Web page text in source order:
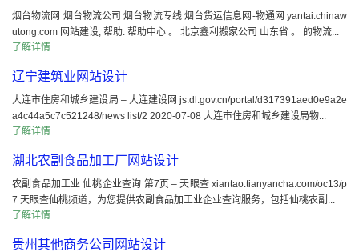
烟台物流网 烟台物流公司 烟台物流专线 烟台货运信息网-物通网 yantai.chinaw
utong.com 网站建设; 帮助. 帮助中心 。 北京鑫利搬家公司 山东省 。 的物流...
了解详情
辽宁建筑业网站设计
大连市住房和城乡建设局 – 大连建设网 js.dl.gov.cn/portal/d317391aed0e9a2e
a4c44a5c7c521248/news list/2 2020-07-08 大连市住房和城乡建设局物...
了解详情
湖北农副食品加工厂网站设计
农副食品加工业 仙桃企业查询 第7页 – 天眼查 xiantao.tianyancha.com/oc13/p
7 天眼查仙桃频道，为您提供农副食品加工业企业查询服务，包括仙桃农副...
了解详情
贵州其他商务公司网站设计